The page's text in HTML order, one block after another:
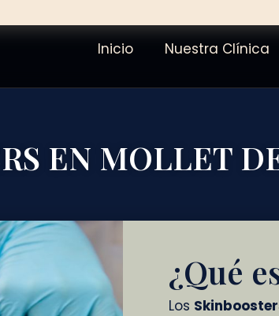
Inicio Nuestra Clínica
EN MOLLET
¿Qué
Los